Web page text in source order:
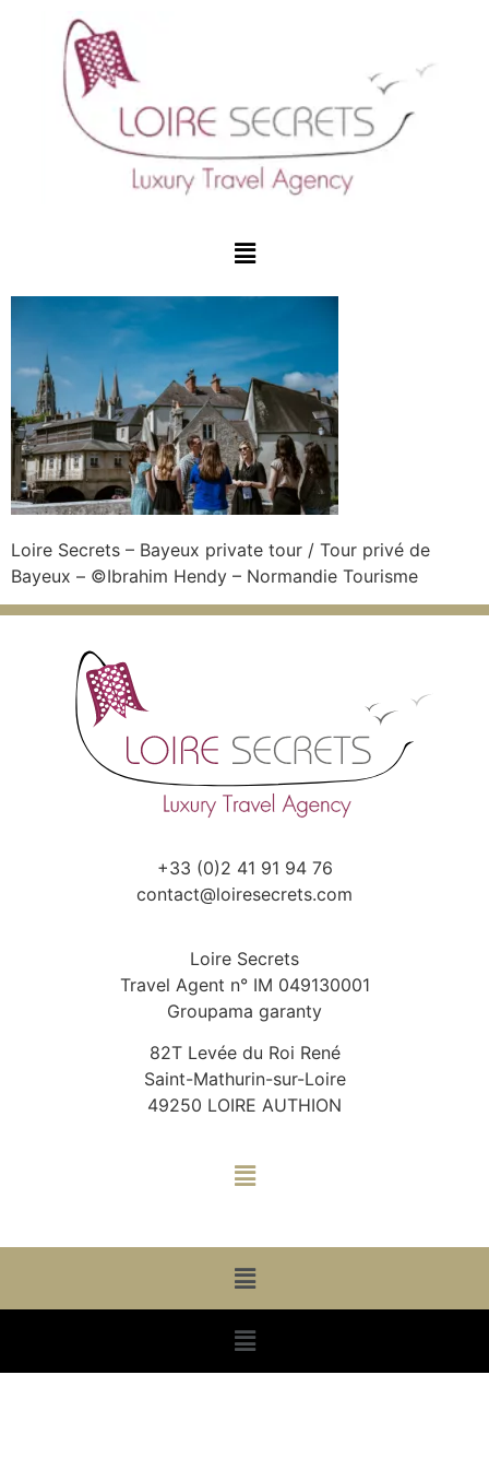
Loire Secrets – Bayeux private tour / Tour privé de
Bayeux – ©Ibrahim Hendy – Normandie Tourisme
+33 (0)2 41 91 94 76
contact@loiresecrets.com
Loire Secrets
Travel Agent n° IM 049130001
Groupama garanty
82T Levée du Roi René
Saint-Mathurin-sur-Loire
49250 LOIRE AUTHION